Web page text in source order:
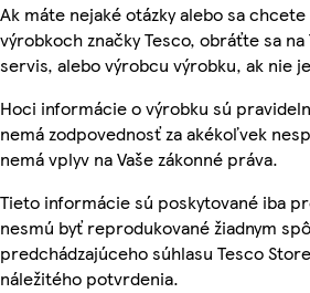
Ak máte nejaké otázky alebo sa
výrobkoch značky Tesco, obráťte sa na
servis, alebo výrobcu výrobku, ak nie
Hoci informácie o výrobku sú
nemá zodpovednosť za akékoľvek
nemá vplyv na Vaše zákonné práva.
Tieto informácie sú poskytované iba
nesmú byť reprodukované žiadnym
predchádzajúceho súhlasu Tesco
náležitého potvrdenia.